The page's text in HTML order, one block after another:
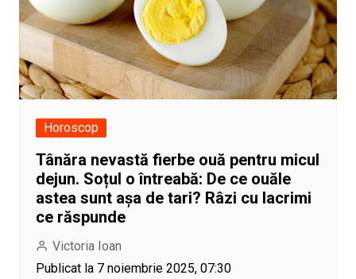
Horoscop
Tânăra nevastă fierbe ouă pentru micul
dejun. Soțul o întreabă: De ce ouăle
astea sunt așa de tari? Râzi cu lacrimi
ce răspunde
Victoria Ioan
Publicat la 7 noiembrie 2025, 07:30